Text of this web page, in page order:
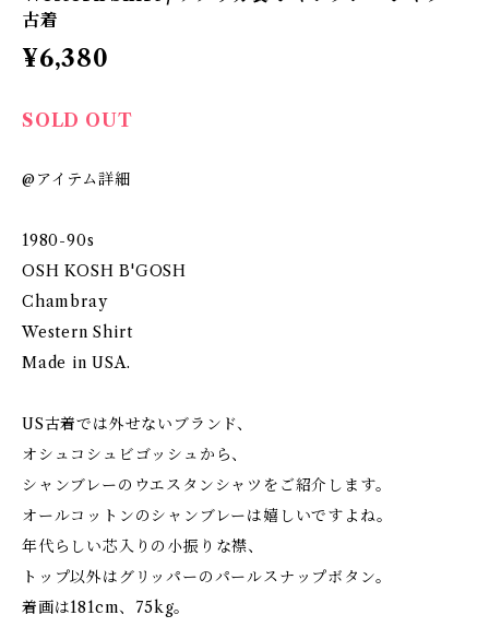
古着
¥6,380
SOLD OUT
@アイテム詳細
1980-90s
OSH KOSH B'GOSH
Chambray
Western Shirt
Made in USA.
US古着では外せないブランド、
オシュコシュビゴッシュから、
シャンブレーのウエスタンシャツをご紹介します。
オールコットンのシャンブレーは嬉しいですよね。
年代らしい芯入りの小振りな襟、
トップ以外はグリッパーのパールスナップボタン。
着画は181cm、75kg。